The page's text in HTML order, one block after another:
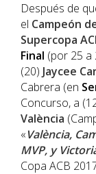
Después de
el Campeón
Supercopa
Final (por 25 a
(20) Jaycee
Cabrera (en
Concurso, a
València
«València,
MVP, y
Copa ACB